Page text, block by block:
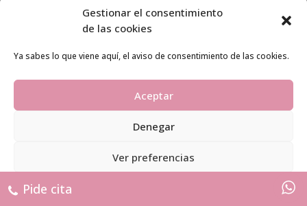
Gestionar el consentimiento
de las cookies
Ya sabes lo que viene aquí, el aviso de consentimiento de las cookies.
Aceptar
Denegar
Ver preferencias
Política de cookies
© 2011 - 2026 todos los derechos reservados -
Pide cita